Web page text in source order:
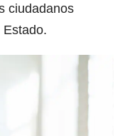
ciudadanos